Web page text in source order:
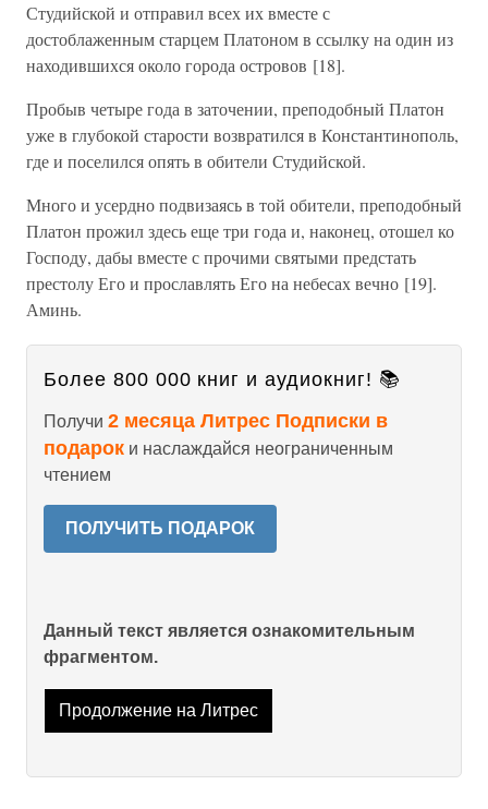
Студийской и отправил всех их вместе с
достоблаженным старцем Платоном в ссылку на один из
находившихся около города островов [18].
Пробыв четыре года в заточении, преподобный Платон
уже в глубокой старости возвратился в Константинополь,
где и поселился опять в обители Студийской.
Много и усердно подвизаясь в той обители, преподобный
Платон прожил здесь еще три года и, наконец, отошел ко
Господу, дабы вместе с прочими святыми предстать
престолу Его и прославлять Его на небесах вечно [19].
Аминь.
Более 800 000 книг и аудиокниг! 📚
Получи 2 месяца Литрес Подписки в
подарок и наслаждайся неограниченным
чтением
ПОЛУЧИТЬ ПОДАРОК
Данный текст является ознакомительным
фрагментом.
Продолжение на Литрес